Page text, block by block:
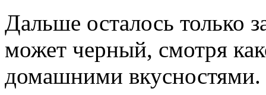
Дальше осталось только
может черный, смотря
домашними вкусностями.